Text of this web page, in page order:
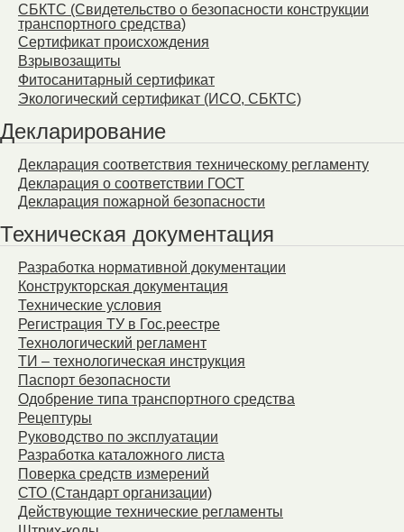
СБКТС (Свидетельство о безопасности конструкции
транспортного средства)
Сертификат происхождения
Взрывозащиты
Фитосанитарный сертификат
Экологический сертификат (ИСО, СБКТС)
Декларирование
Декларация соответствия техническому регламенту
Декларация о соответствии ГОСТ
Декларация пожарной безопасности
Техническая документация
Разработка нормативной документации
Конструкторская документация
Технические условия
Регистрация ТУ в Гос.реестре
Технологический регламент
ТИ – технологическая инструкция
Паспорт безопасности
Одобрение типа транспортного средства
Рецептуры
Руководство по эксплуатации
Разработка каталожного листа
Поверка средств измерений
СТО (Стандарт организации)
Действующие технические регламенты